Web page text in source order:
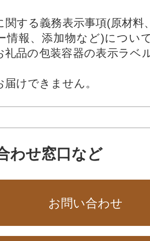
する義務表示事項(原材料
情報、添加物など)につい
礼品の包装容器の表示ラベ
けできません。
わせ窓口など
お問い合わせ